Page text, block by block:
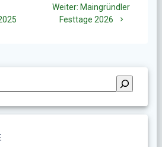
Weiter: Nächster
Beitrag:
Maingründler
Festtage 2026